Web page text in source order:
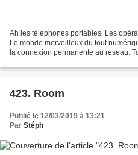
Ah les téléphones portables. Les
Le monde merveilleux du tout
la connexion permanente au réseau.
423. Room
Publié le 12/03/2019 à 13:21
Par Stéph